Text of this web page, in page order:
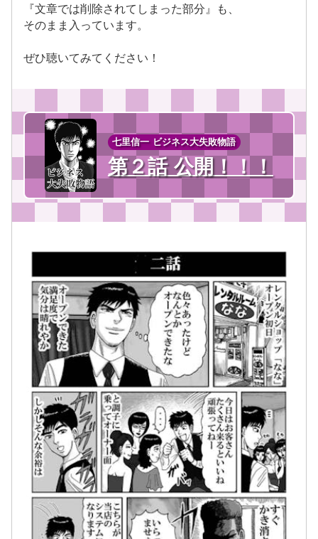
『文章では削除されてしまった部分』も、
そのまま入っています。
ぜひ聴いてみてください！
七里信一 ビジネス大失敗物語
第２話 公開！！！